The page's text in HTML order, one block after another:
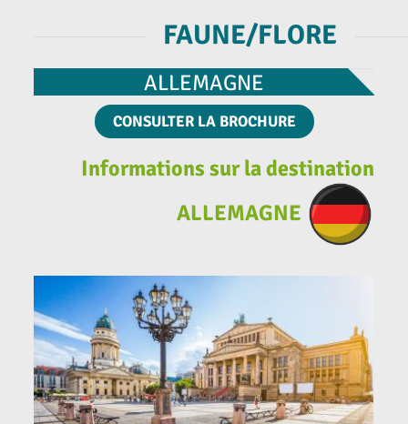
FAUNE/FLORE
ALLEMAGNE
CONSULTER LA BROCHURE
Informations sur la destination
ALLEMAGNE